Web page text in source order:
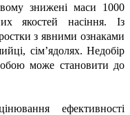
знижені маси 1000
якостей насіння. Із
з явними ознаками
сім’ядолях. Недобір
може становити до
ефективності